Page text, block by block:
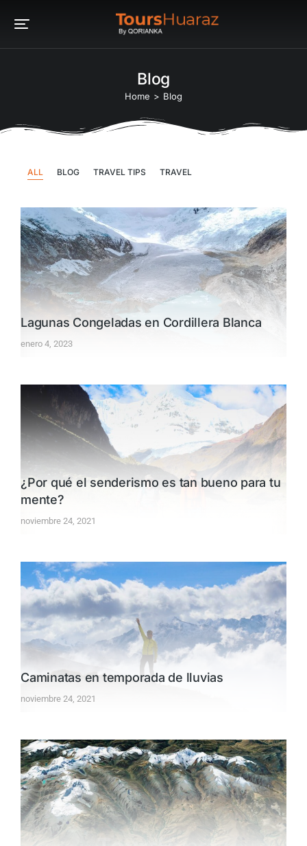
Blog
Home Blog
ALL BLOG TRAVEL TIPS TRAVEL
Lagunas Congeladas en Cordillera Blanca
enero 4, 2023
¿Por qué el senderismo es tan bueno para tu
mente?
noviembre 24, 2021
Caminatas en temporada de lluvias
noviembre 24, 2021